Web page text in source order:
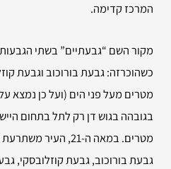
המרכז קדימה.
מקור השם “גבעתיים” בשתי הגבעות
מטרים מעל פני הים (ועל כן נמצא
מטרים. במאה ה-21,
גבעת בורוכוב, גבעת קוזלובסקי,